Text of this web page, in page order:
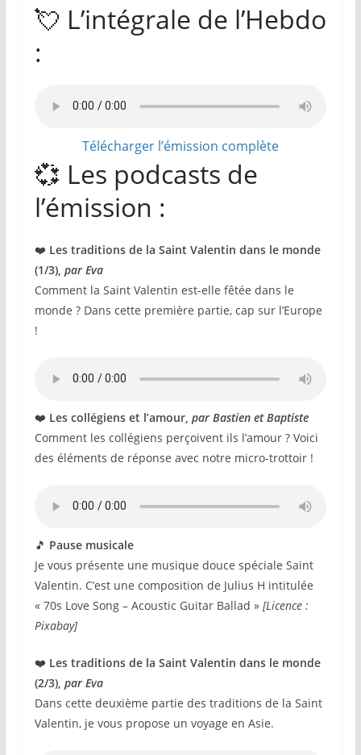
💘 L’intégrale de l’Hebdo
:
Télécharger l’émission complète
💞 Les podcasts de
l’émission :
❤️ Les traditions de la Saint Valentin dans le monde
(1/3), par Eva
Comment la Saint Valentin est-elle fêtée dans le
monde ? Dans cette première partie, cap sur l’Europe
!
❤️ Les collégiens et l’amour, par Bastien et Baptiste
Comment les collégiens perçoivent ils l’amour ? Voici
des éléments de réponse avec notre micro-trottoir !
🎵 Pause musicale
Je vous présente une musique douce spéciale Saint
Valentin. C’est une composition de Julius H intitulée
« 70s Love Song – Acoustic Guitar Ballad » [Licence :
Pixabay]
❤️ Les traditions de la Saint Valentin dans le monde
(2/3), par Eva
Dans cette deuxième partie des traditions de la Saint
Valentin, je vous propose un voyage en Asie.